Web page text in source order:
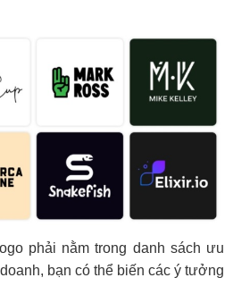
phải nằm trong danh sách ưu
bạn có thể biến các ý tưởng